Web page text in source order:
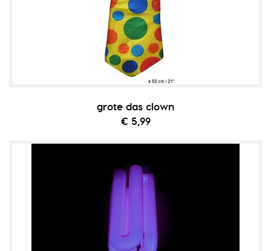
grote das clown
€ 5,99